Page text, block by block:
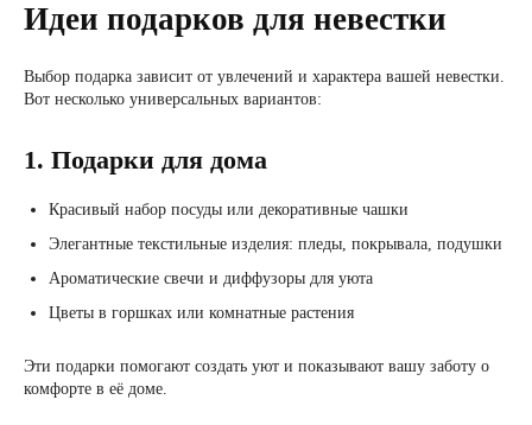
Идеи подарков для невестки
Выбор подарка зависит от увлечений и характера вашей невестки.
Вот несколько универсальных вариантов:
1. Подарки для дома
Красивый набор посуды или декоративные чашки
Элегантные текстильные изделия: пледы, покрывала, подушки
Ароматические свечи и диффузоры для уюта
Цветы в горшках или комнатные растения
Эти подарки помогают создать уют и показывают вашу заботу о
комфорте в её доме.